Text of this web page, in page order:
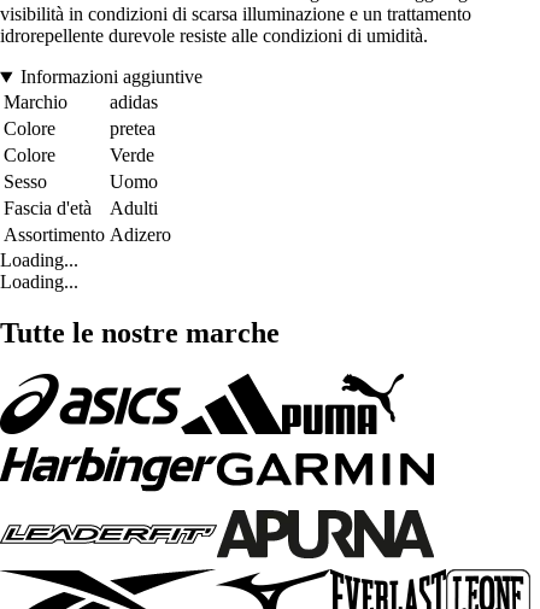
visibilità in condizioni di scarsa illuminazione e un trattamento
idrorepellente durevole resiste alle condizioni di umidità.
Informazioni aggiuntive
Marchio
adidas
Colore
pretea
Colore
Verde
Sesso
Uomo
Fascia d'età
Adulti
Assortimento Adizero
Loading...
Loading...
Tutte le nostre marche